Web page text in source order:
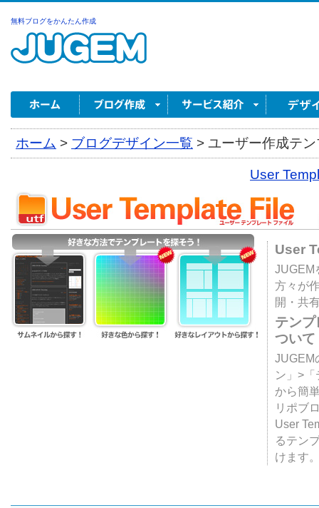
無料ブログをかんたん作成
ホーム > ブログデザイン一覧 > ユーザー作成テ
User
User
JUGEM
方々が
開・共
テン
ついて
JUGEM
ン」>
から簡
リポブ
User
るテン
けます